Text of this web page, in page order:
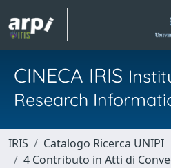
CINECA IRIS
Research
IRIS
Catalogo Ricerca UNIPI
4 Contributo in Atti di